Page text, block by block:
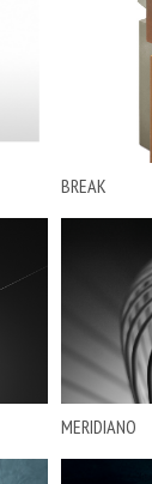
BREAK
MERIDIANO